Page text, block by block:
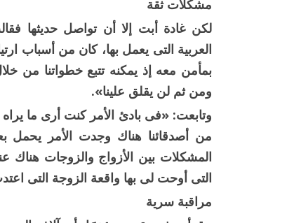
مشكلات ثقة
لكن غادة أبت إلا أن تواصل حديثها
العربية التى يعمل بها، كان من أسباب
بمأمن معه إذ يمكنه تتبع خطواتنا من
ومن ثم لن يقلق علينا».
وتابعت: «فى بادئ الأمر كنت أرى ما
من أصدقائنا هناك وجدت الأمر
المشكلات بين الأزواج والزوجات
التى أوحت لى بها واقعة الزوجة التى
مراقبة سرية